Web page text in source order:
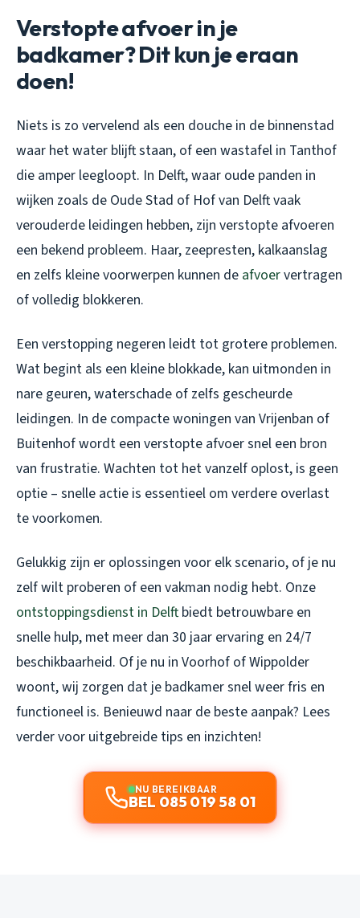
Verstopte afvoer in je
badkamer? Dit kun je eraan
doen!
Niets is zo vervelend als een douche in de binnenstad
waar het water blijft staan, of een wastafel in Tanthof
die amper leegloopt. In Delft, waar oude panden in
wijken zoals de Oude Stad of Hof van Delft vaak
verouderde leidingen hebben, zijn verstopte afvoeren
een bekend probleem. Haar, zeepresten, kalkaanslag
en zelfs kleine voorwerpen kunnen de afvoervertragen
of volledig blokkeren.
Een verstopping negeren leidt tot grotere problemen.
Wat begint als een kleine blokkade, kan uitmonden in
nare geuren, waterschade of zelfs gescheurde
leidingen. In de compacte woningen van Vrijenban of
Buitenhof wordt een verstopte afvoer snel een bron
van frustratie. Wachten tot het vanzelf oplost, is geen
optie – snelle actie is essentieel om verdere overlast
te voorkomen.
Gelukkig zijn er oplossingen voor elk scenario, of je nu
zelf wilt proberen of een vakman nodig hebt. Onze
ontstoppingsdienst in Delftbiedt betrouwbare en
snelle hulp, met meer dan 30 jaar ervaring en 24/7
beschikbaarheid. Of je nu in Voorhof of Wippolder
woont, wij zorgen dat je badkamer snel weer fris en
functioneel is. Benieuwd naar de beste aanpak? Lees
verder voor uitgebreide tips en inzichten!
NU BEREIKBAAR
BEL 085 019 58 01